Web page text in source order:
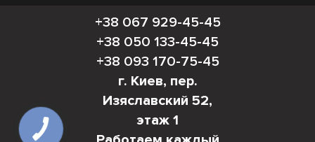
+38 067 929-45-45
+38 050 133-45-45
+38 093 170-75-45
г. Киев, пер.
Изяславский 52,
этаж 1